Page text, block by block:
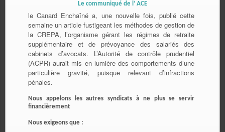
Le communiqué de l’ ACE
le Canard Enchaîné a, une nouvelle fois, publié cette
semaine un article fustigeant les méthodes de gestion de
la CREPA, l’organisme gérant les régimes de retraite
supplémentaire et de prévoyance des salariés des
cabinets d’avocats. L’Autorité de contrôle prudentiel
(ACPR) aurait mis en lumière des comportements d’une
particulière gravité, puisque relevant d’infractions
pénales.
Nous appelons les autres syndicats à ne plus se servir
financièrement
Nous exigeons que :